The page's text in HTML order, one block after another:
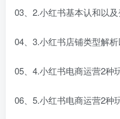
03、2.小红书基本认和以
04、3.小红书店铺类型解
05、4.小红书电商运营2种
06、5.小红书电商运营2种